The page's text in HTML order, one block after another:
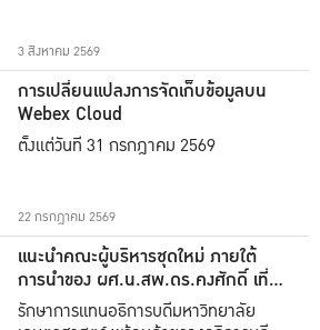
3 สิงหาคม 2569
การเปลี่ยนแปลงการจัดเก็บข้อมูลบน
Webex Cloud
ตั้งแต่วันที่ 31 กรกฎาคม 2569
22 กรกฎาคม 2569
แนะนำคณะผู้บริหารชุดใหม่ ภายใต้
การนำของ ผศ.น.สพ.ดร.คงศักดิ์ เที่ยง
ธรรม
รักษาการแทนอธิการบดีมหาวิทยาลัย